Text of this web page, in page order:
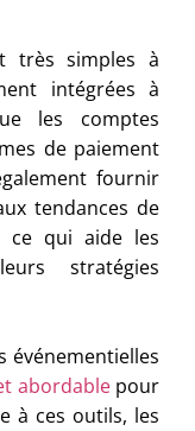
très simples à
intégrées à
les comptes
de paiement
fournir
tendances de
ce qui aide les
stratégies
événementielles
abordablepour
à ces outils, les